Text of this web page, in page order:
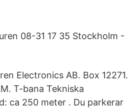
08-31 17 35 Stockholm -
Electronics AB. Box 12271.
T-bana Tekniska
ca 250 meter . Du parkerar